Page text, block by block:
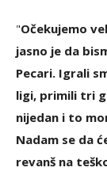
"Očekujemo
jasno je da
Pecari. Igrali
ligi, primili tri
nijedan i to
Nadam se da
revanš na